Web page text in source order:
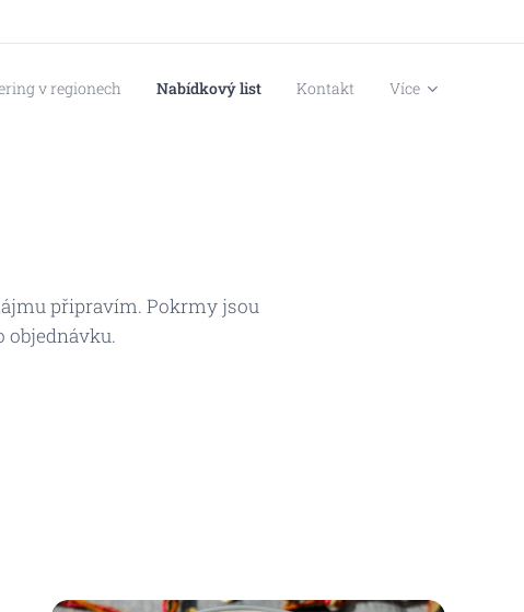
v regionech Nabídkový list Kontakt Více
připravím. Pokrmy jsou
objednávku.